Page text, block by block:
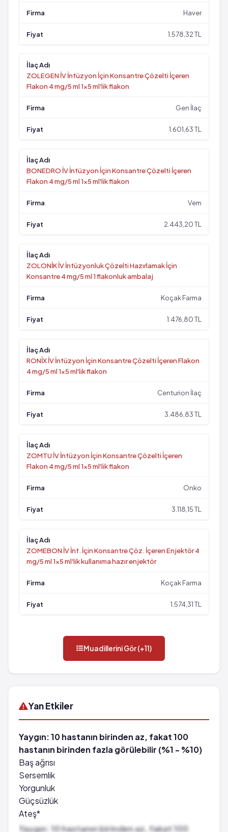
Haver
1.578,32 TL
ZOLEGEN İV İnfüzyon İçin Konsantre Çözelti İçeren
Flakon 4 mg/5 ml 1x5 ml'lik flakon
Gen İlaç
1.601,63 TL
BONEDRO İV İnfüzyon İçin Konsantre Çözelti İçeren
Flakon 4 mg/5 ml 1x5 ml'lik flakon
Vem
2.443,20 TL
ZOLONİK İV İnfüzyonluk Çözelti Hazırlamak İçin
Konsantre 4 mg/5 ml 1 flakonluk ambalaj
Koçak Farma
1.476,80 TL
RONİX İV İnfüzyon İçin Konsantre Çözelti İçeren Flakon
4 mg/5 ml 1x5 ml'lik flakon
Centurion İlaç
3.486,83 TL
ZOMTU İV İnfüzyon İçin Konsantre Çözelti İçeren
Flakon 4 mg/5 ml 1x5 ml'lik flakon
Onko
3.118,15 TL
ZOMEBON İV İnf. İçin Konsantre Çöz. İçeren Enjektör 4
mg/5 ml 1x5 ml'lik kullanıma hazır enjektör
Koçak Farma
1.574,31 TL
Muadillerini Gör (+11)
Yan Etkiler
Yaygın: 10 hastanın birinden az, fakat 100
hastanın birinden fazla görülebilir (%1 - %10)
Baş ağrısı
Sersemlik
Yorgunluk
Güçsüzlük
Ateş*
Kansızlık
Yaygın: 10 hastanın birinden az, fakat 100